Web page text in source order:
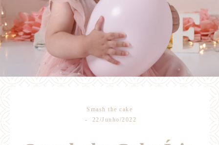
Smash the cake
22/Junho/2022